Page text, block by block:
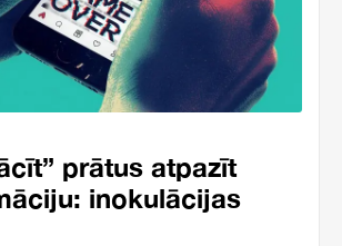
prātus atpazīt
inokulācijas